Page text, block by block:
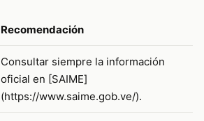
Recomendación
Consultar siempre la información
oficial en [SAIME]
(https://www.saime.gob.ve/).